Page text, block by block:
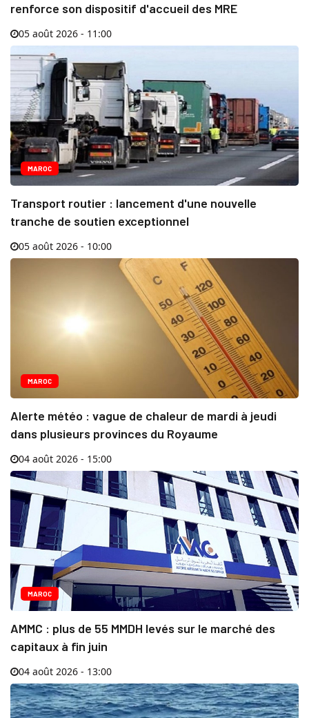
renforce son dispositif d'accueil des MRE
05 août 2026 - 11:00
MAROC
Transport routier : lancement d'une nouvelle
tranche de soutien exceptionnel
05 août 2026 - 10:00
MAROC
Alerte météo : vague de chaleur de mardi à jeudi
dans plusieurs provinces du Royaume
04 août 2026 - 15:00
MAROC
AMMC : plus de 55 MMDH levés sur le marché des
capitaux à fin juin
04 août 2026 - 13:00